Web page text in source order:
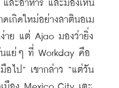
ละอาหาร และมองเห็น
เกิดใหม่อย่างลาตินอเม
ง่าย แต่ Ajao มองว่ายิ่ง
นแย่ๆ ที่ Workday คือ
ไป” เขากล่าว “แต่วัน